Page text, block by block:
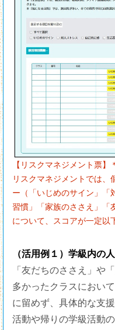
【リスクマネジメント票】
リスクマネジメントでは、
ー（「いじめのサイン」「
習慣」「家族のささえ」「
について、スコアが一定以
（活用例１）学級内の
「友だちのささえ」や
多かったクラスにおい
に留めず、具体的な支
活動や帰りの学級活動